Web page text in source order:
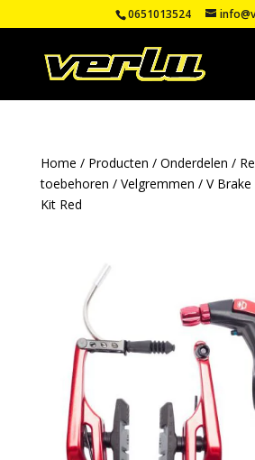
0651013524
Home / Producten / Onderdelen /
toebehoren / Velgremmen / V Brake
Kit Red